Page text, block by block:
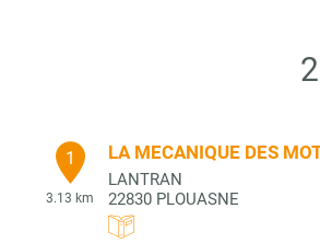
1
3.13 km
LA MECANIQUE DES
LANTRAN
22830 PLOUASNE